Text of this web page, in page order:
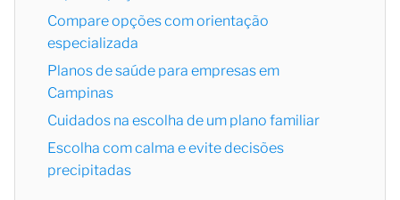
Compare opções com orientação
especializada
Planos de saúde para empresas em
Campinas
Cuidados na escolha de um plano familiar
Escolha com calma e evite decisões
precipitadas